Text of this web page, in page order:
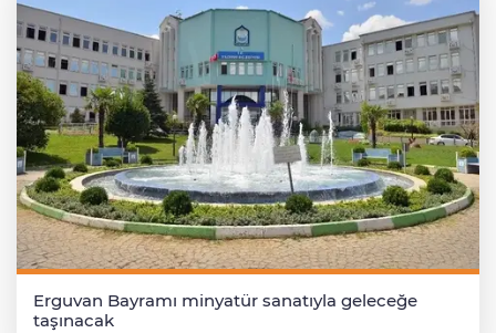
Erguvan Bayramı minyatür sanatıyla geleceğe
taşınacak